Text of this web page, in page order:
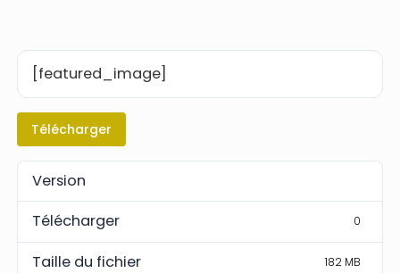
[featured_image]
Télécharger
Version
Télécharger
0
Taille du fichier 182 MB